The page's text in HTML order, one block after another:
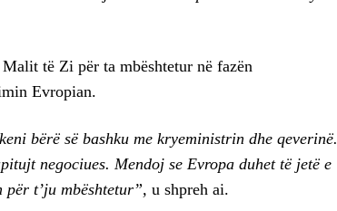
të Zi për ta mbështetur në fazën
Evropian.
bërë së bashku me kryeministrin dhe qeverinë.
negociues. Mendoj se Evropa duhet të jetë e
t’ju mbështetur”, u shpreh ai.